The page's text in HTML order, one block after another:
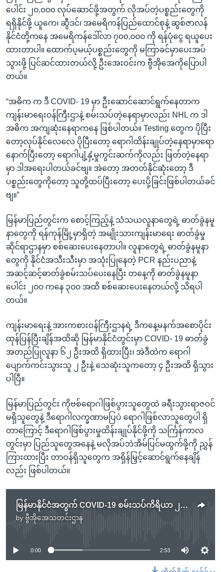
ပေါင်း ၂၀,၀၀၀ လုပ်ဆောင်ဖို့အတွက် လိုအပ်တဲ့ပစ္စည်းတွေကို
ရရှိနိုင်ဖို့ ယူကေ၊ ဆွီဒင်၊ အမေရိကန်ပြည်ထောင်စုနဲ့ ဆွစ်ဇာလန်
နိုင်ငံတို့ကနေ အမေရိကန်ဒေါ်လာ ၇၀၀,၀၀၀ ကို ရန်ပုံငွေ ရယူပေး
ထားတာပါ။ ထောက်ပ့မယ့်ပစ္စည်းတွေကို မကြာခင်မှာပေးအပ်
သွားဖို့ ပြင်ဆင်ထားတယ်လို့ ဦးအေးဝင်းက ဗွီအိုအေကိုပြောပါ
တယ်။
“အဓိက က ဒီ COVID- 19 မှာ ဦးဆောင်ဆောင်ရွက်နေတာက
ကျန်းမာရေးဝန်ကြီးဌာနဲ့ စမ်းသပ်တဲ့နေရာမှာလည်း NHL က ဒါ
အဓိက အကျဆုံးနေရာကနေ ဖြစ်ပါတယ်။ Testing တွေက ပိုပြီး
တော့လုပ်နိုင်လေလေ ပိုပြီးတော့ ရောဂါထိန်းချုပ်တဲ့နေရာမှာရော
နောက်ပြီးတော့ ရောဂါပျံ့နှံ့မှုကွင်းဆက်ကိုလည်း ဖြတ်တဲ့နေရာ
မှာ ဒါအရေးပါတယ်ခင်ဗျ။ အဲတော့ အတတ်နိုင်ဆုံးတော့ ဒီ
ပစ္စည်းတွေကိုတော့ သူတို့ထပ်ပြီးတော့ ပေးပို့ခြင်းဖြစ်ပါတယ်ခင်
ဗျ။”
မြန်မာပြည်တွင်းက စောင့်ကြည့်နဲ့ သံသယလူနာတွေရဲ့ ဓာတ်ခွဲနမူ
နာတွေကို ရန်ကုန်မြို့မှာရှိတဲ့ အမျိုးသားကျန်းမာရေး ဓာတ်ခွဲမှု
ဆိုင်ရာဌာနမှာ စစ်ဆေးပေးနေတာပါ။ လူနာတွေရဲ့ ဓာတ်ခွဲနမူနာ
တွေကို နိုင်ငံအသီးသီးမှာ အသုံးပြုနေတဲ့ PCR နည်းပညာနဲ့
အဆင့်ဆင့်ဓာတ်ခွဲစမ်းသပ်ပေးနေပြီး တနေ့ကို ဓာတ်ခွဲနမူနာ
ပေါင်း ၂၀၀ ကနေ ၃၀၀ အထိ စစ်ဆေးပေးနေတယ်လို့ သိရပါ
တယ်။
ကျန်းမာရေးနဲ့ အားကစားဝန်ကြီးဌာနရဲ့ ဒီကနေ့မနက်အစောပိုင်း
ထုန်ပြန်ပြီးချိန်အထိဆို မြန်မာနိုင်ငံတွင်းမှာ COVID- 19 ဓာတ်ခွဲ
အတည်ပြုလူနာ ၆၂ ဦးအထိ ရှိထားပြီး၊ အဲဒီထဲက ရောဂါ
ပျောက်ကင်းသွားသူ ၂ ဦးနဲ့ သေဆုံးသူကတော့ ၄ ဦးအထိ ရှိသွား
ပါပြီ။
မြန်မာပြည်တွင်း ကိုဗစ်ရောဂါဖြစ်ပွားသူတွေထဲ ခရီးသွားရာဇဝင်
မရှိသူတွေနဲ့ ဒီရောဂါလက္ခဏာမပြပဲ ရောဂါဖြစ်လာသူတွေပါ ရှိ
တာကြောင့် ဒီရောဂါဖြစ်ပွားမှုထိန်းချုပ်နိုင်ဖို့ကို သင်္ကြန်ကာလ
တွင်းမှာ ပြည်သူတွေအနေနဲ့ မလိုအပ်ဘဲအိမ်ပြင်မထွက်ဖို့ကို ညွှန်
ကြားထားပြီး တာဝန်ရှိသူတွေက အရှိန်မြှင့်ဆောင်ရွက်နေချိန်
လည်း ဖြစ်ပါတယ်။
မြန်မာနိုင်ငံအတွက် COVID-19 စမ်းသပ်ကိရိယာ ၂ သောင်း ကုလပေးပို့
by ဗွီအိုအေသတင်းဌာန
No media source currently available
0:00 2:53